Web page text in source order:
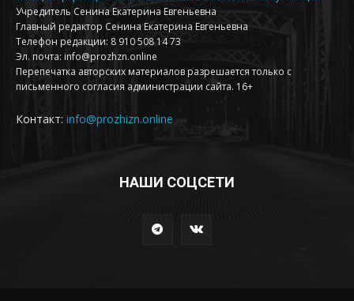
Учредитель Сенина Екатерина Евгеньевна
Главный редактор Сенина Екатерина Евгеньевна
Телефон редакции: 8 910 508 14 73
Эл. почта: info@prozhzn.online
Перепечатка авторских материалов разрешается только с
письменного согласия администрации сайта. 16+
Контакт: info@prozhizn.online
НАШИ СОЦСЕТИ